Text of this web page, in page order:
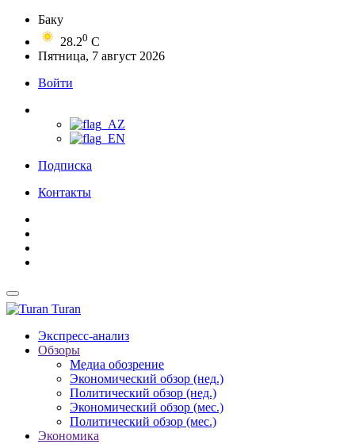
Баку
28.20 C
Пятница, 7 август 2026
Войти
Подписка
Контакты
Turan
Экспресс-анализ
Обзоры
Медиа обозрение
Экономический обзор (нед.)
Политический обзор (нед.)
Экономический обзор (мес.)
Политический обзор (мес.)
Экономика